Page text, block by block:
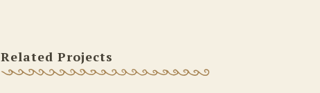
Related Projects